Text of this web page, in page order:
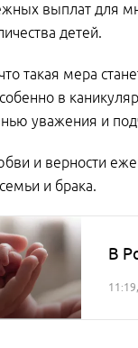
выплат для
детей.
такая мера
в
уважения и
и верности
и брака.
В